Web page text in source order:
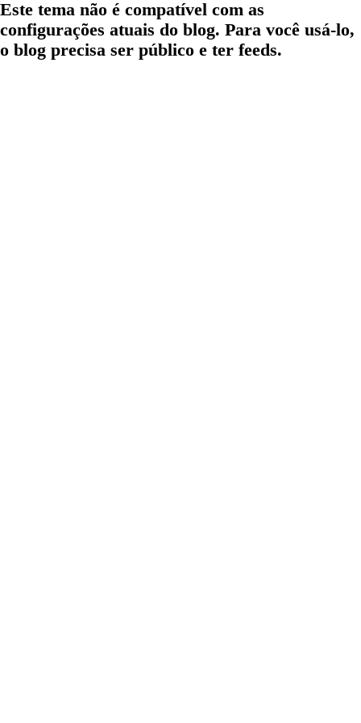
Este tema não é compatível com as
configurações atuais do blog. Para você usá-lo,
o blog precisa ser público e ter feeds.